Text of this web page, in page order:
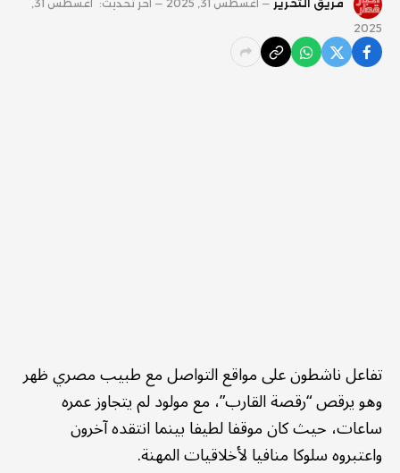
فريق التحرير أغسطس 31, 2025 آخر تحديث:
أغسطس 31,
2025
تفاعل ناشطون على مواقع التواصل مع طبيب مصري ظهر
وهو يرقص “رقصة القارب”، مع مولود لم يتجاوز عمره
ساعات، حيث كان موقفا لطيفا بينما انتقده آخرون
واعتبروه سلوكا منافيا لأخلاقيات المهنة.